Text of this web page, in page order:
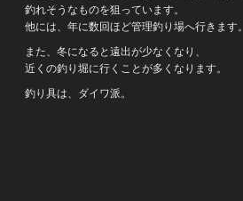
釣れそうなものを狙っています。
他には、年に数回ほど管理釣り場へ行きます。
また、冬になると遠出が少なくなり、
近くの釣り堀に行くことが多くなります。
釣り具は、ダイワ派。